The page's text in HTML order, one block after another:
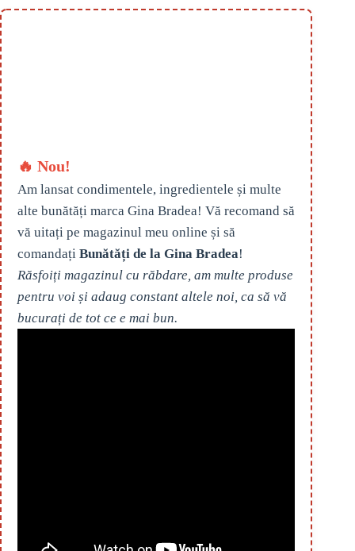
🔥 Nou!
Am lansat condimentele, ingredientele și multe
alte bunătăți marca Gina Bradea! Vă recomand să
vă uitați pe magazinul meu online și să
comandați Bunătăți de la Gina Bradea!
Răsfoiți magazinul cu răbdare, am multe produse
pentru voi și adaug constant altele noi, ca să vă
bucurați de tot ce e mai bun.